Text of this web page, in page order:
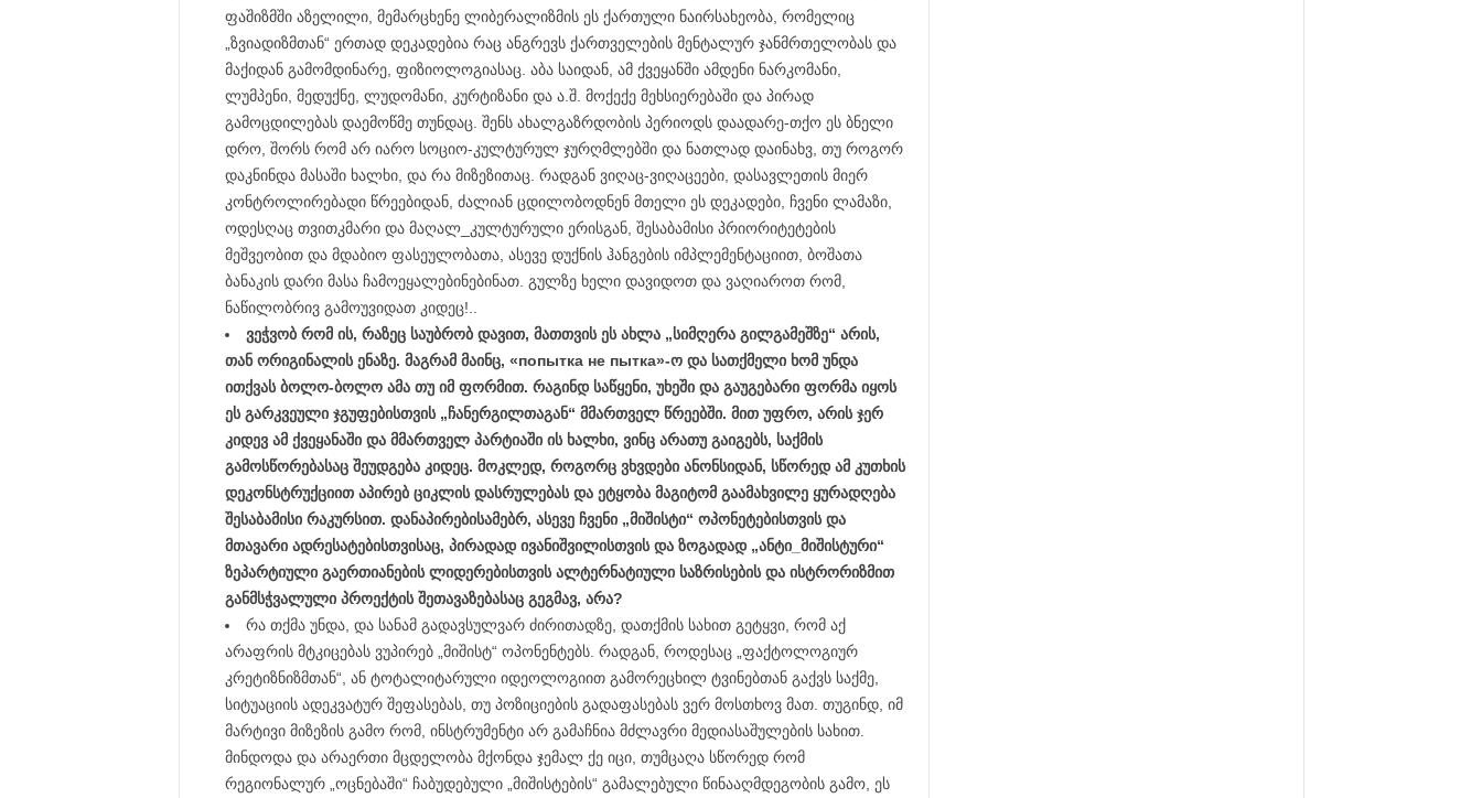
ფაშიზმში აზელილი, მემარცხენე ლიბერალიზმის ეს ქართული ნაირსახეობა, რომელიც
„ზვიადიზმთან“ ერთად დეკადებია რაც ანგრევს ქართველების მენტალურ ჯანმრთელობას და
მაქიდან გამომდინარე, ფიზიოლოგიასაც. აბა საიდან, ამ ქვეყანში ამდენი ნარკომანი,
ლუმპენი, მედუქნე, ლუდომანი, კურტიზანი და ა.შ. მოქექე მეხსიერებაში და პირად
გამოცდილებას დაემოწმე თუნდაც. შენს ახალგაზრდობის პერიოდს დაადარე-თქო ეს ბნელი
დრო, შორს რომ არ იარო სოციო-კულტურულ ჯურღმლებში და ნათლად დაინახვ, თუ როგორ
დაკნინდა მასაში ხალხი, და რა მიზეზითაც. რადგან ვიღაც-ვიღაცეები, დასავლეთის მიერ
კონტროლირებადი წრეებიდან, ძალიან ცდილობოდნენ მთელი ეს დეკადები, ჩვენი ლამაზი,
ოდესღაც თვითკმარი და მაღალ_კულტურული ერისგან, შესაბამისი პრიორიტეტების
მეშვეობით და მდაბიო ფასეულობათა, ასევე დუქნის ჰანგების იმპლემენტაციით, ბოშათა
ბანაკის დარი მასა ჩამოეყალებინებინათ. გულზე ხელი დავიდოთ და ვაღიაროთ რომ,
ნაწილობრივ გამოუვიდათ კიდეც!..
ვეჭვობ რომ ის, რაზეც საუბრობ დავით, მათთვის ეს ახლა „სიმღერა გილგამეშზე“ არის,
თან ორიგინალის ენაზე. მაგრამ მაინც, «попытка не пытка»-ო და სათქმელი ხომ უნდა
ითქვას ბოლო-ბოლო ამა თუ იმ ფორმით. რაგინდ საწყენი, უხეში და გაუგებარი ფორმა იყოს
ეს გარკვეული ჯგუფებისთვის „ჩანერგილთაგან“ მმართველ წრეებში. მით უფრო, არის ჯერ
კიდევ ამ ქვეყანაში და მმართველ პარტიაში ის ხალხი, ვინც არათუ გაიგებს, საქმის
გამოსწორებასაც შეუდგება კიდეც. მოკლედ, როგორც ვხვდები ანონსიდან, სწორედ ამ კუთხის
დეკონსტრუქციით აპირებ ციკლის დასრულებას და ეტყობა მაგიტომ გაამახვილე ყურადღება
შესაბამისი რაკურსით. დანაპირებისამებრ, ასევე ჩვენი „მიშისტი“ ოპონეტებისთვის და
მთავარი ადრესატებისთვისაც, პირადად ივანიშვილისთვის და ზოგადად „ანტი_მიშისტური“
ზეპარტიული გაერთიანების ლიდერებისთვის ალტერნატიული საზრისების და ისტრორიზმით
განმსჭვალული პროექტის შეთავაზებასაც გეგმავ, არა?
რა თქმა უნდა, და სანამ გადავსულვარ ძირითადზე, დათქმის სახით გეტყვი, რომ აქ
არაფრის მტკიცებას ვუპირებ „მიშისტ“ ოპონენტებს. რადგან, როდესაც „ფაქტოლოგიურ
კრეტიზნიზმთან“, ან ტოტალიტარული იდეოლოგიით გამორეცხილ ტვინებთან გაქვს საქმე,
სიტუაციის ადეკვატურ შეფასებას, თუ პოზიციების გადაფასებას ვერ მოსთხოვ მათ. თუგინდ, იმ
მარტივი მიზეზის გამო რომ, ინსტრუმენტი არ გამაჩნია მძლავრი მედიასაშულების სახით.
მინდოდა და არაერთი მცდელობა მქონდა ჯემალ ქე იცი, თუმცაღა სწორედ რომ
რეგიონალურ „ოცნებაში“ ჩაბუდებული „მიშისტების“ გამალებული წინააღმდეგობის გამო, ეს